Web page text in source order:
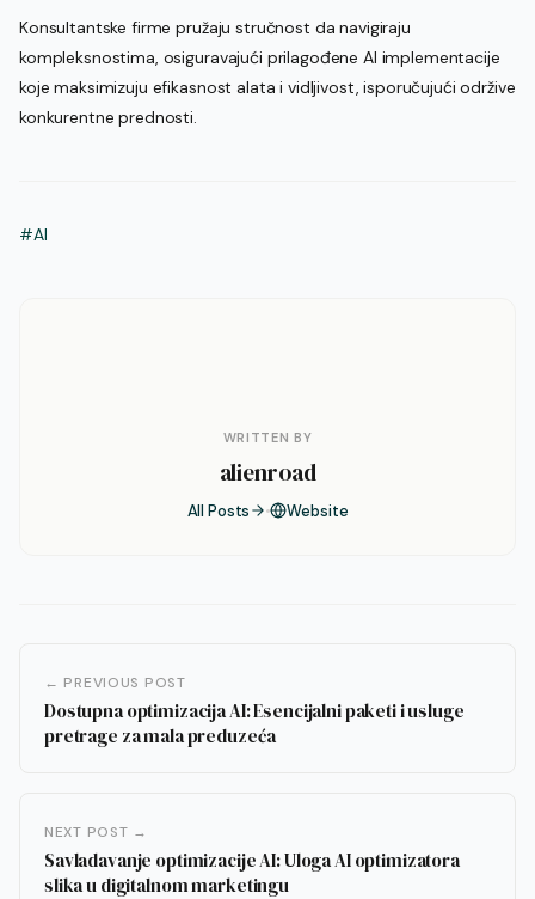
Konsultantske firme pružaju stručnost da navigiraju
kompleksnostima, osiguravajući prilagođene AI implementacije
koje maksimizuju efikasnost alata i vidljivost, isporučujući održive
konkurentne prednosti.
#AI
WRITTEN BY
alienroad
All Posts Website
← PREVIOUS POST
Dostupna optimizacija AI: Esencijalni paketi i usluge
pretrage za mala preduzeća
NEXT POST →
Savladavanje optimizacije AI: Uloga AI optimizatora
slika u digitalnom marketingu